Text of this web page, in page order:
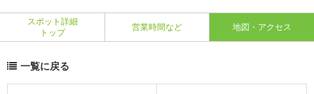
スポット詳細
トップ
営業時間など 地図・アクセス
一覧に戻る